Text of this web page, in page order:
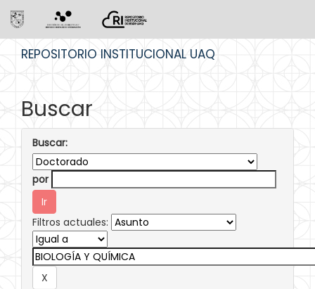
REPOSITORIO INSTITUCIONAL UAQ
Buscar
Buscar:
por
Filtros actuales: